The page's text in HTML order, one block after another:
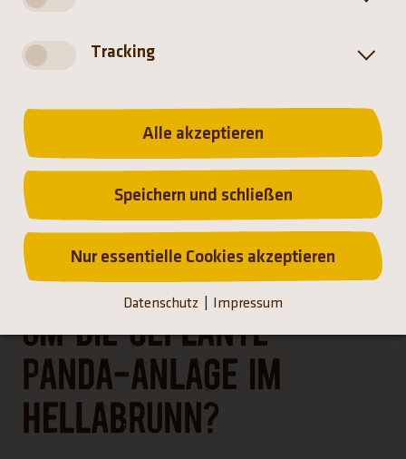
FRAGEN UND ANTWORTEN
ZU DEN GROSSEN PANDAS
Sie haben Fragen rund
um die geplante
Panda-Anlage im
Hellabrunn?
Tracking
Alle akzeptieren
Speichern und schließen
Nur essentielle Cookies akzeptieren
Datenschutz Impressum